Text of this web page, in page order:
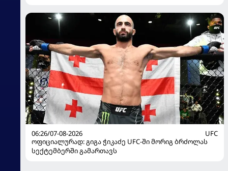
06:26/07-08-2026
UFC
ოფიციალურად: გიგა ჭიკაძე UFC-ში მორიგ ბრძოლას
სექტემბერში გამართავს